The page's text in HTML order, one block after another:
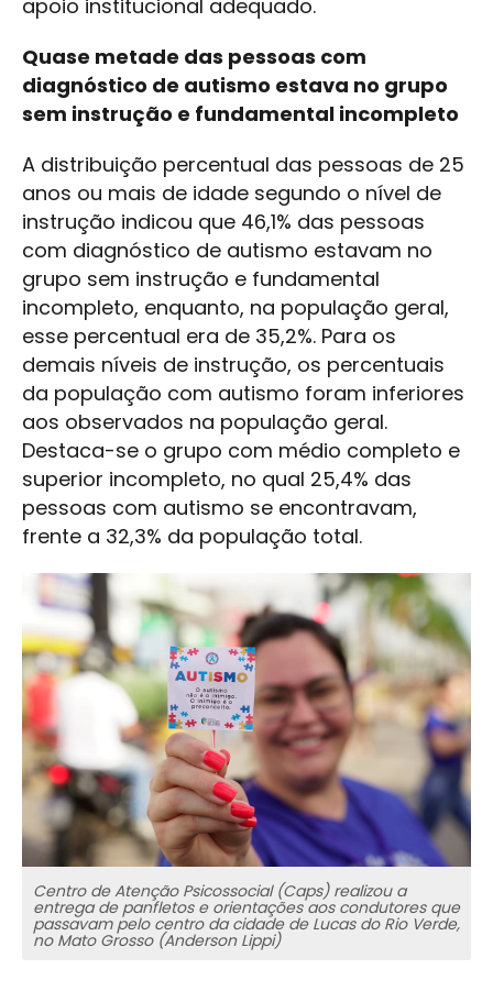
apoio institucional adequado.
Quase metade das pessoas com
diagnóstico de autismo estava no grupo
sem instrução e fundamental incompleto
A distribuição percentual das pessoas de 25
anos ou mais de idade segundo o nível de
instrução indicou que 46,1% das pessoas
com diagnóstico de autismo estavam no
grupo sem instrução e fundamental
incompleto, enquanto, na população geral,
esse percentual era de 35,2%. Para os
demais níveis de instrução, os percentuais
da população com autismo foram inferiores
aos observados na população geral.
Destaca-se o grupo com médio completo e
superior incompleto, no qual 25,4% das
pessoas com autismo se encontravam,
frente a 32,3% da população total.
Centro de Atenção Psicossocial (Caps) realizou a
entrega de panfletos e orientações aos condutores que
passavam pelo centro da cidade de Lucas do Rio Verde,
no Mato Grosso (Anderson Lippi)